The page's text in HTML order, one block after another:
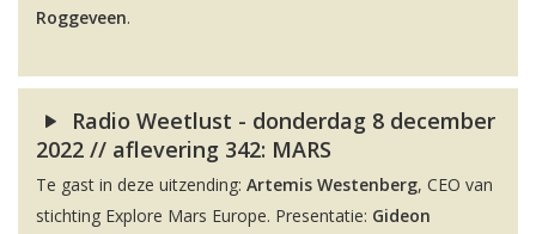
Roggeveen.
Radio Weetlust - donderdag 8 december
2022 // aflevering 342: MARS
Te gast in deze uitzending: Artemis Westenberg, CEO van
stichting Explore Mars Europe. Presentatie: Gideon